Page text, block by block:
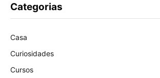
Categorias
Casa
Curiosidades
Cursos